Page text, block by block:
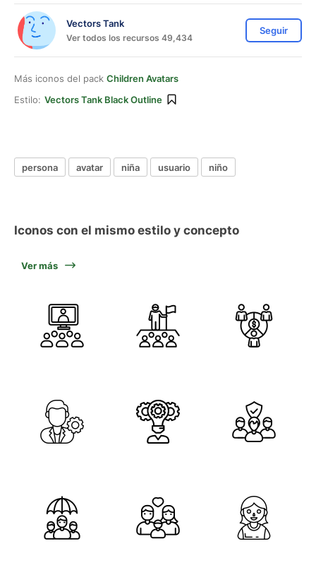
Vectors Tank
Ver todos los recursos 49,434
Seguir
Más iconos del pack Children Avatars
Estilo: Vectors Tank Black Outline
persona avatar niña usuario niño
Iconos con el mismo estilo y concepto
Ver más